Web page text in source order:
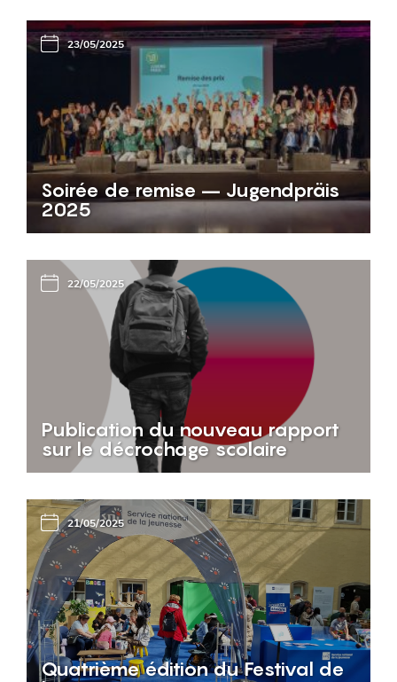
23/05/2025
Soirée de remise – Jugendpräis
2025
22/05/2025
Publication du nouveau rapport
sur le décrochage scolaire
21/05/2025
Quatrième édition du Festival de